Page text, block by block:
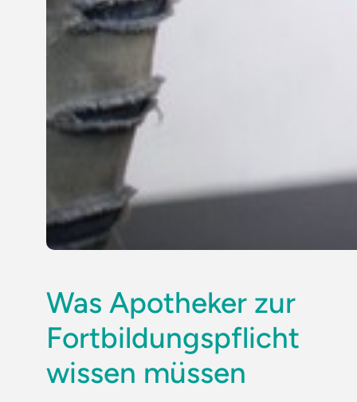
Was Apotheker zur
Fortbildungspflicht
wissen müssen